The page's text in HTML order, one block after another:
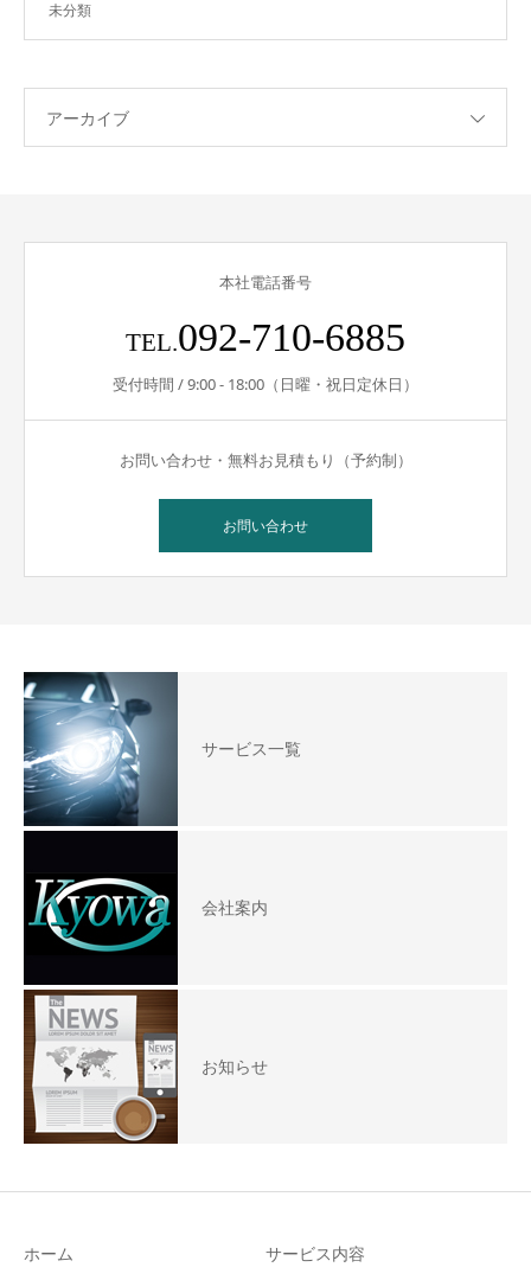
未分類
アーカイブ
本社電話番号
TEL.092-710-6885
受付時間 / 9:00 - 18:00（日曜・祝日定休日）
お問い合わせ・無料お見積もり（予約制）
お問い合わせ
サービス一覧
会社案内
お知らせ
ホーム サービス内容